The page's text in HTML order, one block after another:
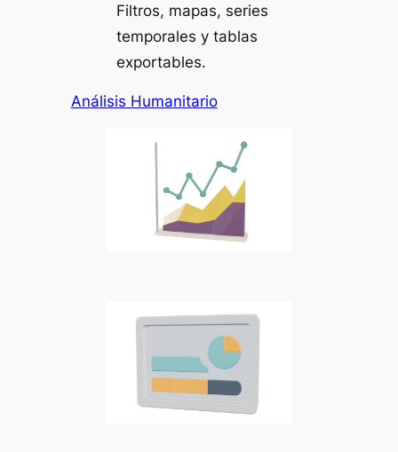
Filtros, mapas, series
temporales y tablas
exportables.
Análisis Humanitario